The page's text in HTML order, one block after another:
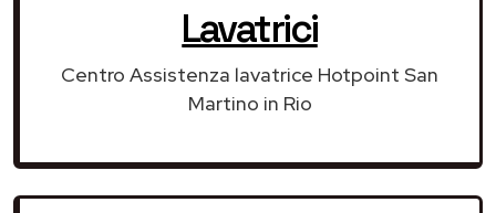
Lavatrici
Centro Assistenza lavatrice Hotpoint San
Martino in Rio